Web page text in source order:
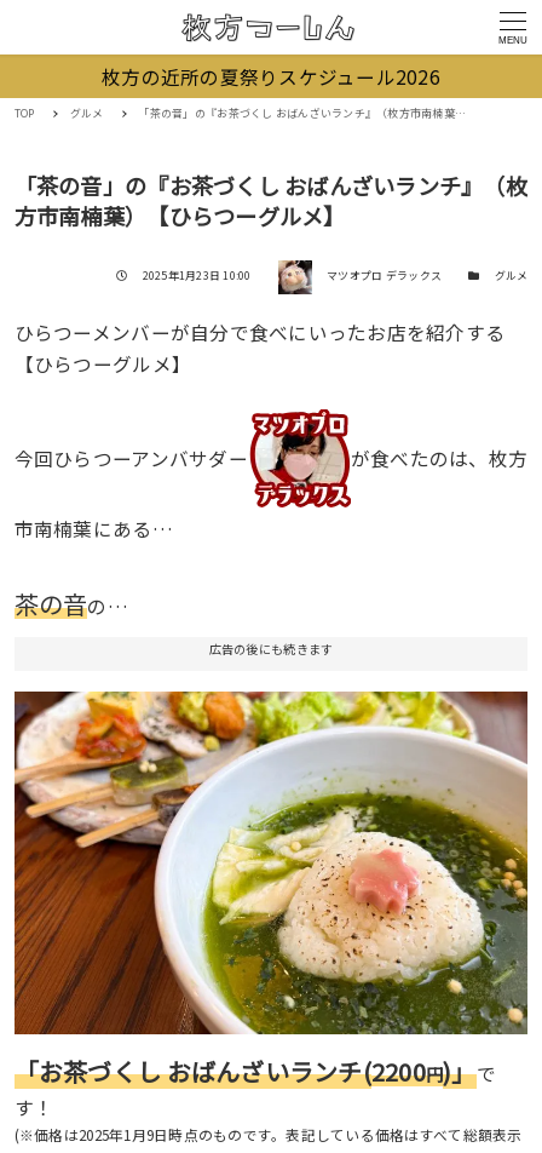
MENU
枚方の近所の夏祭りスケジュール2026
TOP グルメ 「茶の音」の『お茶づくし おばんざいランチ』（枚方市南楠葉）【ひらつーグルメ】
「茶の音」の『お茶づくし おばんざいランチ』（枚
方市南楠葉）【ひらつーグルメ】
投稿日
2025年1月23日 10:00 著者 マツオプロ デラックス カテゴリー
グルメ
ひらつーメンバーが自分で食べにいったお店を紹介する
【ひらつーグルメ】
今回ひらつーアンバサダー が食べたのは、枚方
市南楠葉にある…
茶の音の…
広告の後にも続きます
「お茶づくし おばんざいランチ(2200円)」で
す！
(※価格は2025年1月9日時点のものです。表記している価格はすべて総額表示